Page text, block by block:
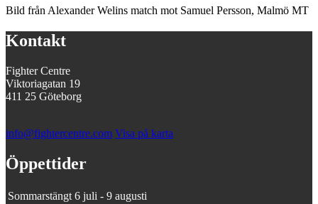
Bild från Alexander Welins match mot Samuel Persson, Malmö MT
Kontakt
Fighter Centre
Viktoriagatan 19
411 25 Göteborg
info@fightercentre.com Visa på karta
Öppettider
Sommarstängt 6 juli - 9 augusti